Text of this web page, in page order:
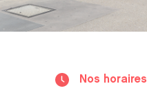
Nos horaires